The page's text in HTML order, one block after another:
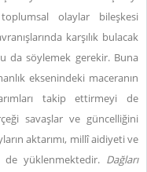
olaylar bileşkesi
karşılık bulacak
da söylemek gerekir. Buna
eksenindeki maceranın
takip ettirmeyi de
savaşlar ve güncelliğini
aktarımı, millî aidiyeti ve
yüklenmektedir. Dağları